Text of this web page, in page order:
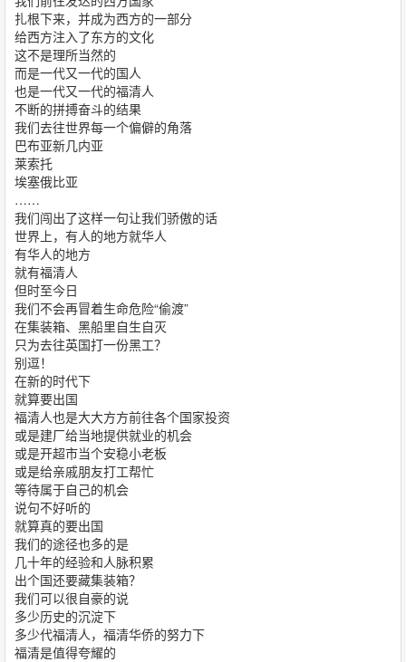
扎根下来，并成为西方的一部分
给西方注入了东方的文化
这不是理所当然的
而是一代又一代的国人
也是一代又一代的福清人
不断的拼搏奋斗的结果
我们去往世界每一个偏僻的角落
巴布亚新几内亚
莱索托
埃塞俄比亚
……
我们闯出了这样一句让我们骄傲的话
世界上，有人的地方就华人
有华人的地方
就有福清人
但时至今日
我们不会再冒着生命危险“偷渡”
在集装箱、黑船里自生自灭
只为去往英国打一份黑工？
别逗！
在新的时代下
就算要出国
福清人也是大大方方前往各个国家投资
或是建厂给当地提供就业的机会
或是开超市当个安稳小老板
或是给亲戚朋友打工帮忙
等待属于自己的机会
说句不好听的
就算真的要出国
我们的途径也多的是
几十年的经验和人脉积累
出个国还要藏集装箱？
我们可以很自豪的说
多少历史的沉淀下
多少代福清人，福清华侨的努力下
福清是值得夸耀的